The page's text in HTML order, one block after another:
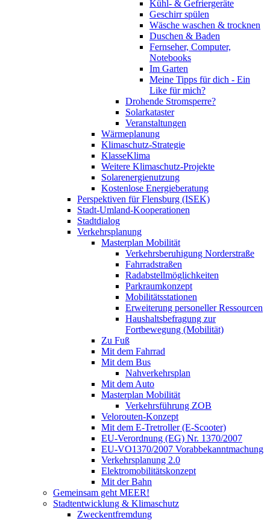
Kühl- & Gefriergeräte
Geschirr spülen
Wäsche waschen & trocknen
Duschen & Baden
Fernseher, Computer,
Notebooks
Im Garten
Meine Tipps für dich - Ein
Like für mich?
Drohende Stromsperre?
Solarkataster
Veranstaltungen
Wärmeplanung
Klimaschutz-Strategie
KlasseKlima
Weitere Klimaschutz-Projekte
Solarenergienutzung
Kostenlose Energieberatung
Perspektiven für Flensburg (ISEK)
Stadt-Umland-Kooperationen
Stadtdialog
Verkehrsplanung
Masterplan Mobilität
Verkehrsberuhigung Norderstraße
Fahrradstraßen
Radabstellmöglichkeiten
Parkraumkonzept
Mobilitätsstationen
Erweiterung personeller Ressourcen
Haushaltsbefragung zur
Fortbewegung (Mobilität)
Zu Fuß
Mit dem Fahrrad
Mit dem Bus
Nahverkehrsplan
Mit dem Auto
Masterplan Mobilität
Verkehrsführung ZOB
Velorouten-Konzept
Mit dem E-Tretroller (E-Scooter)
EU-Verordnung (EG) Nr. 1370/2007
EU-VO1370/2007 Vorabbekanntmachung
Verkehrsplanung 2.0
Elektromobilitätskonzept
Mit der Bahn
Gemeinsam geht MEER!
Stadtentwicklung & Klimaschutz
Zweckentfremdung